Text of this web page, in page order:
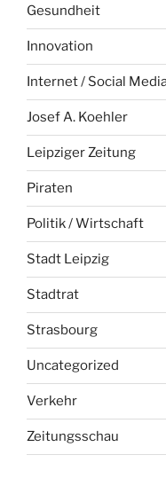
Gesundheit
Innovation
Internet / Social
Josef A. Koehler
Leipziger Zeitung
Piraten
Politik / Wirtschaft
Stadt Leipzig
Stadtrat
Strasbourg
Uncategorized
Verkehr
Zeitungsschau